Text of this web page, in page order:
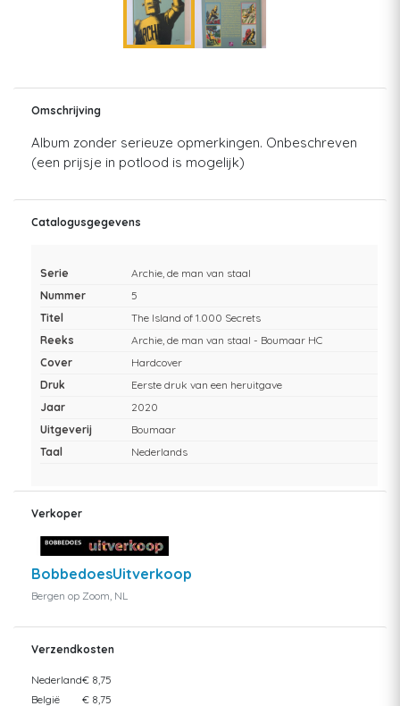
Omschrijving
Album zonder serieuze opmerkingen. Onbeschreven
(een prijsje in potlood is mogelijk)
Catalogusgegevens
Serie
Archie, de man van staal
Nummer
5
Titel
The Island of 1.000 Secrets
Reeks
Archie, de man van staal - Boumaar HC
Cover
Hardcover
Druk
Eerste druk van een heruitgave
Jaar
2020
Uitgeverij
Boumaar
Taal
Nederlands
Verkoper
BobbedoesUitverkoop
Bergen op Zoom, NL
Verzendkosten
Nederland€ 8,75
België
€ 8,75